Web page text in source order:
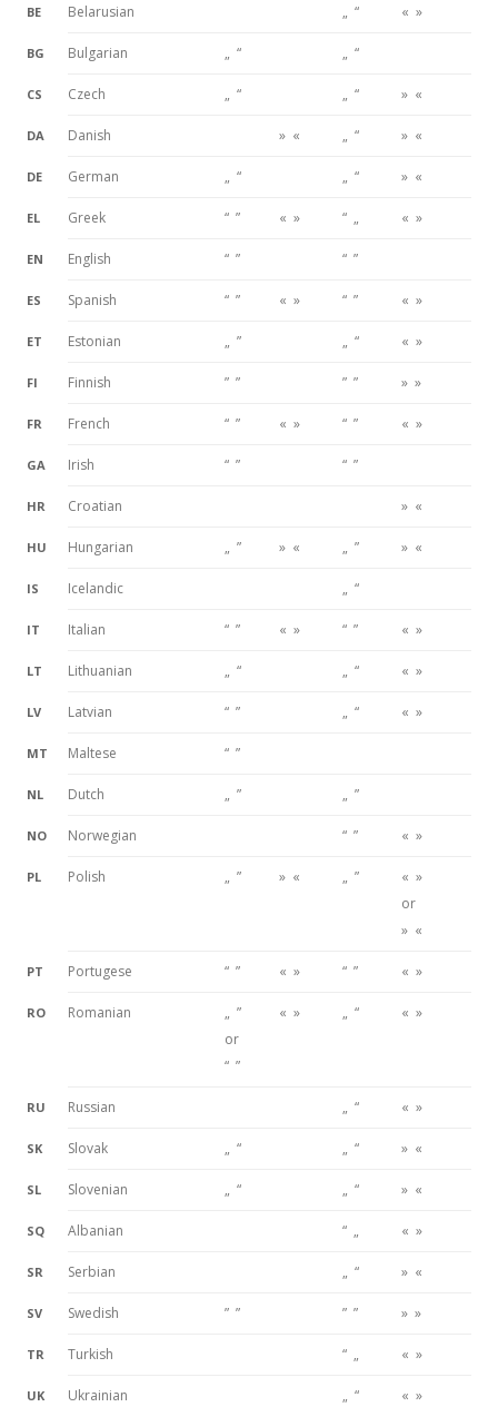
BE Belarusian „ “ « »
BG Bulgarian „ “ „ “
CS Czech „ “ „ “ » «
DA Danish » « „ “ » «
DE German „ “ „ “ » «
EL Greek “ ” « » “ „ « »
EN English “ ” “ ”
ES Spanish “ ” « » “ ” « »
ET Estonian „ ” „ “ « »
FI Finnish ” ” ” ” » »
FR French “ ” « » “ ” « »
GA Irish “ ” “ ”
HR Croatian » «
HU Hungarian „ ” » « „ ” » «
IS Icelandic „ “
IT Italian “ ” « » “ ” « »
LT Lithuanian „ “ „ “ « »
LV Latvian “ ” „ “ « »
MT Maltese “ ”
NL Dutch „ ” „ ”
NO Norwegian “ ” « »
PL Polish „ ” » « „ ”
« »
or
» «
PT Portugese “ ” « » “ ” « »
RO Romanian
„ ”
or
“ ”
« » „ “ « »
RU Russian „ “ « »
SK Slovak „ “ „ “ » «
SL Slovenian „ “ „ “ » «
SQ Albanian “ „ « »
SR Serbian „ “ » «
SV Swedish ” ” ” ” » »
TR Turkish “ „ « »
UK Ukrainian „ “ « »